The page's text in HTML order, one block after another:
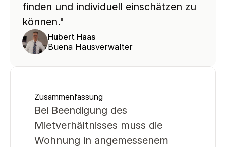
finden und individuell einschätzen zu
können."
Hubert Haas
Buena Hausverwalter
Zusammenfassung
Bei Beendigung des
Mietverhältnisses muss die
Wohnung in angemessenem